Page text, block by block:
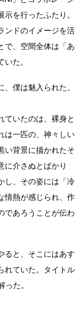
を行ったふたり。
ンドのイメージを活
で、空間全体は「あ
た。
僕は魅入られた。
ていたのは、裸身と
は一匹の、神々しい
い背景に描かれたそ
に介さぬとばかり
し、その姿には「冷
情熱が感じられ、作
であろうことが伝わ
ると、そこにはあす
れていた。タイトル
た。